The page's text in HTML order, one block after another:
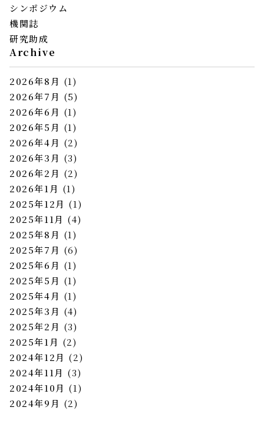
シンポジウム
機関誌
研究助成
Archive
2026年8月 (1)
2026年7月 (5)
2026年6月 (1)
2026年5月 (1)
2026年4月 (2)
2026年3月 (3)
2026年2月 (2)
2026年1月 (1)
2025年12月 (1)
2025年11月 (4)
2025年8月 (1)
2025年7月 (6)
2025年6月 (1)
2025年5月 (1)
2025年4月 (1)
2025年3月 (4)
2025年2月 (3)
2025年1月 (2)
2024年12月 (2)
2024年11月 (3)
2024年10月 (1)
2024年9月 (2)